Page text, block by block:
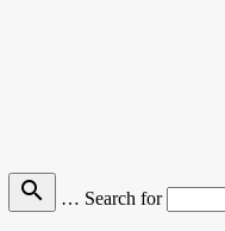
Search for
search